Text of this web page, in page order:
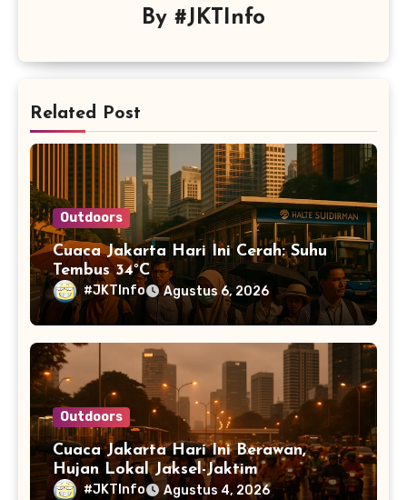
By #JKTInfo
Related Post
Outdoors
Cuaca Jakarta Hari Ini Cerah: Suhu
Tembus 34°C
#JKTInfo Agustus 6, 2026
Outdoors
Cuaca Jakarta Hari Ini Berawan,
Hujan Lokal Jaksel-Jaktim
#JKTInfo Agustus 4, 2026